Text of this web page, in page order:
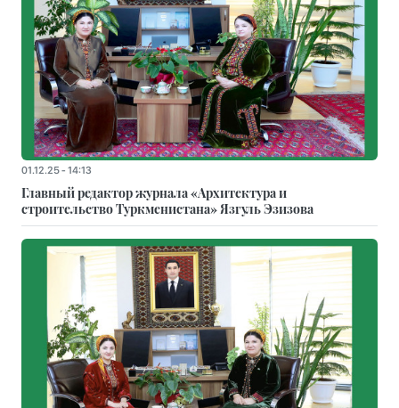
01.12.25 - 14:13
Главный редактор журнала «Архитектура и
строительство Туркменистана» Язгуль Эзизова